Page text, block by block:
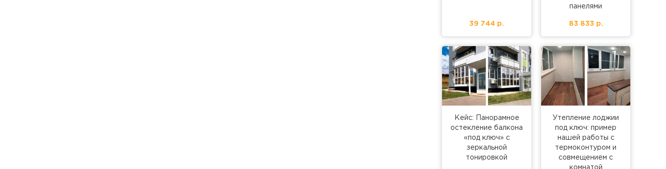
39 744 р.
панелями
83 833 р.
Кейс: Панорамное
остекление балкона
«под ключ» с
зеркальной
тонировкой
Утепление лоджии
под ключ: пример
нашей работы с
термоконтуром и
совмещением с
комнатой